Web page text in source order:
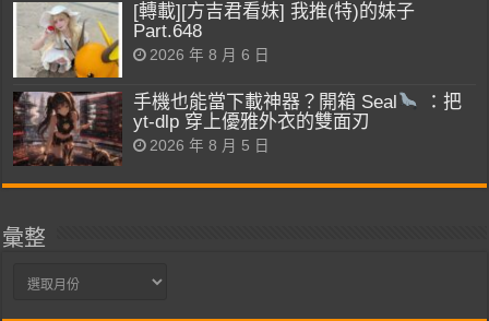
[轉載][方吉君看妹] 我推(特)的妹子
Part.648
2026 年 8 月 6 日
手機也能當下載神器？開箱 Seal
：把
yt-dlp 穿上優雅外衣的雙面刃
2026 年 8 月 5 日
彙整
彙